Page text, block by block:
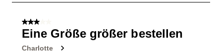
von
Bewertungen.
3 von 5 Sternen.
Eine Größe größer bestellen
Charlotte